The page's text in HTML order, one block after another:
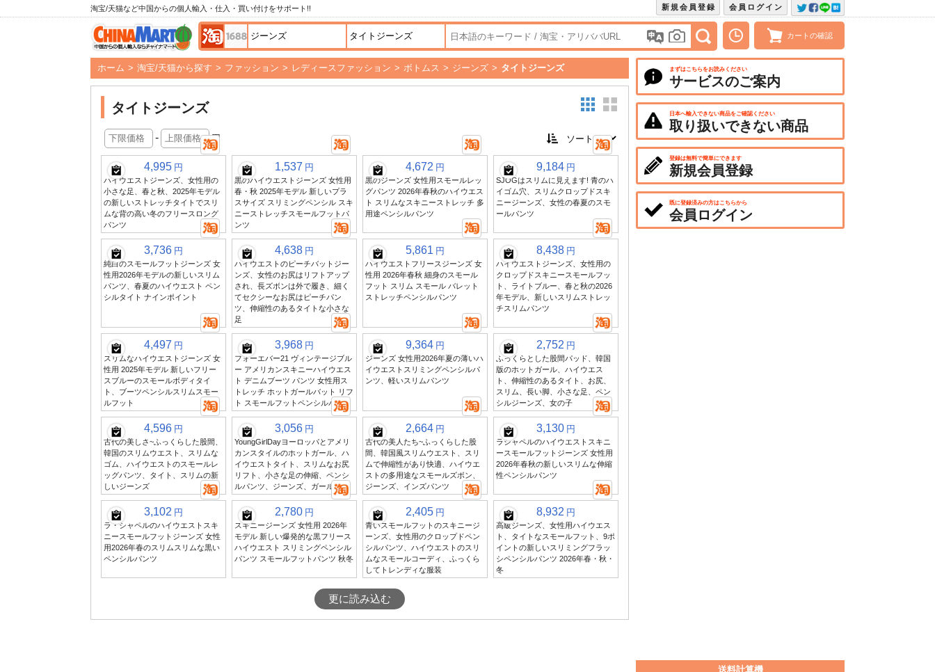
淘宝/天猫など中国からの個人輸入・仕入・買い付けをサポート!! 会員ログイン
新規会員登録
カートの確認
ホーム > 淘宝/天猫から探す > ファッション > レディースファッション > ボトムス > ジーンズ > タイトジーンズ
タイトジーンズ
- 円
4,995 円
ハイウエストジーンズ、女性用の
小さな足、春と秋、2025年モデル
の新しいストレッチタイトでスリ
ムな背の高い冬のフリースロング
パンツ
1,537 円
黒のハイウエストジーンズ 女性用
春・秋 2025年モデル 新しいプラ
スサイズ スリミングペンシル スキ
ニーストレッチスモールフットパ
ンツ
4,672 円
黒のジーンズ 女性用スモールレッ
グパンツ 2026年春秋のハイウエス
ト スリムなスキニーストレッチ 多
用途ペンシルパンツ
9,184 円
SJOGはスリムに見えます! 青のハ
イゴム穴、スリムクロップドスキ
ニージーンズ、女性の春夏のスモ
ールパンツ
3,736 円
純白のスモールフットジーンズ 女
性用2026年モデルの新しいスリム
パンツ、春夏のハイウエスト ペン
シルタイト ナインポイント
4,638 円
ハイウエストのピーチバットジー
ンズ、女性のお尻はリフトアップ
され、長ズボンは外で履き、細く
てセクシーなお尻はピーチパン
ツ、伸縮性のあるタイトな小さな
足
5,861 円
ハイウエストフリースジーンズ 女
性用 2026年春秋 細身のスモール
フット スリム スモール バレット
ストレッチペンシルパンツ
8,438 円
ハイウエストジーンズ、女性用の
クロップドスキニースモールフッ
ト、ライトブルー、春と秋の2026
年モデル、新しいスリムストレッ
チスリムパンツ
4,497 円
スリムなハイウエストジーンズ 女
性用 2025年モデル 新しいフリー
スブルーのスモールボディタイ
ト、ブーツペンシルスリムスモー
ルフット
3,968 円
フォーエバー21 ヴィンテージブル
ー アメリカンスキニーハイウエス
ト デニムブーツ パンツ 女性用ス
トレッチ ホットガールバット リフ
ト スモールフットペンシルパンツ
9,364 円
ジーンズ 女性用2026年夏の薄いハ
イウエストスリミングペンシルパ
ンツ、軽いスリムパンツ
2,752 円
ふっくらとした股間パッド、韓国
版のホットガール、ハイウエス
ト、伸縮性のあるタイト、お尻、
スリム、長い脚、小さな足、ペン
シルジーンズ、女の子
4,596 円
古代の美しさ~ふっくらした股間、
韓国のスリムウエスト、スリムな
ゴム、ハイウエストのスモールレ
ッグパンツ、タイト、スリムの新
しいジーンズ
3,056 円
YoungGirlDayヨーロッパとアメリ
カンスタイルのホットガール、ハ
イウエストタイト、スリムなお尻
リフト、小さな足の伸縮、ペンシ
ルパンツ、ジーンズ、ガール
2,664 円
古代の美人たち~ふっくらした股
間、韓国風スリムウエスト、スリ
ムで伸縮性があり快適、ハイウエ
ストの多用途なスモールズボン、
ジーンズ、インズパンツ
3,130 円
ラシャペルのハイウエストスキニ
ースモールフットジーンズ 女性用
2026年春秋の新しいスリムな伸縮
性ペンシルパンツ
3,102 円
ラ・シャペルのハイウエストスキ
ニースモールフットジーンズ 女性
用2026年春のスリムスリムな黒い
ペンシルパンツ
2,780 円
スキニージーンズ 女性用 2026年
モデル 新しい爆発的な黒フリース
ハイウエスト スリミングペンシル
パンツ スモールフットパンツ 秋冬
2,405 円
青いスモールフットのスキニージ
ーンズ、女性用のクロップドペン
シルパンツ、ハイウエストのスリ
ムなスモールコーディ、ふっくら
してトレンディな服装
8,932 円
高級ジーンズ、女性用ハイウエス
ト、タイトなスモールフット、9ポ
イントの新しいスリミングフラッ
シペンシルパンツ 2026年春・秋・
冬
更に読み込む
まずはこちらをお読みください
サービスのご案内
日本へ輸入できない商品をご確認ください
取り扱いできない商品
登録は無料で簡単にできます
新規会員登録
既に登録済みの方はこちらから
会員ログイン
送料計算機